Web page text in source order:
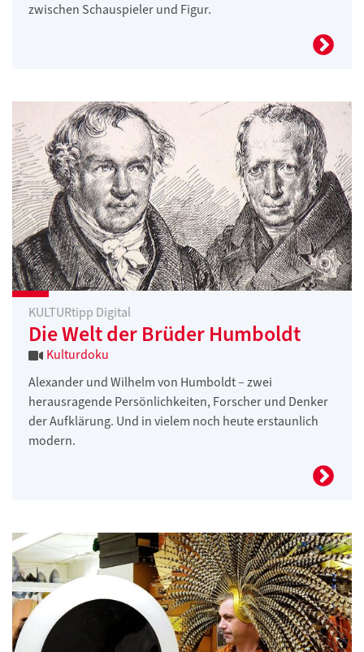
zwischen Schauspieler und Figur.
KULTURtipp Digital
Die Welt der Brüder Humboldt
Kulturdoku
Alexander und Wilhelm von Humboldt – zwei
herausragende Persönlichkeiten, Forscher und Denker
der Aufklärung. Und in vielem noch heute erstaunlich
modern.